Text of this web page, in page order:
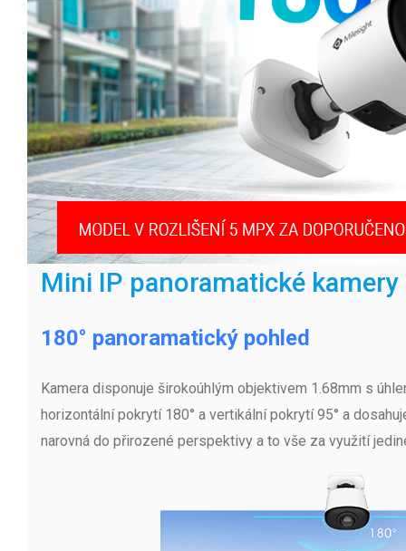
Mini IP panoramatické kamery
180° panoramatický pohled
Kamera disponuje širokoúhlým objektivem 1.68mm s
horizontální pokrytí 180° a vertikální pokrytí 95° a
narovná do přirozené perspektivy a to vše za využití